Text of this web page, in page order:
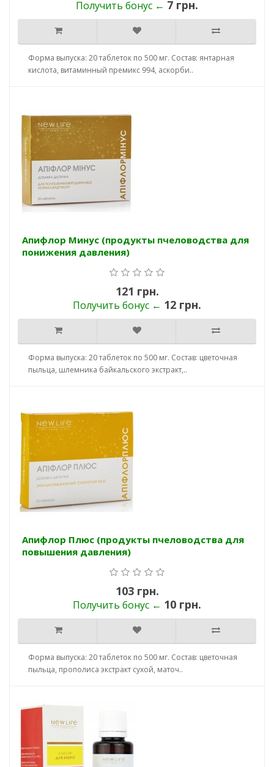
Получить бонус ← 7 грн.
Форма выпуска: 20 таблеток по 500 мг. Состав: янтарная
кислота, витаминный премикс 994, аскорби..
Апифлор Минус (продукты пчеловодства для
понижения давления)
121 грн.
Получить бонус ← 12 грн.
Форма выпуска: 20 таблеток по 500 мг. Состав: цветочная
пыльца, шлемника байкальского экстракт,..
Апифлор Плюс (продукты пчеловодства для
повышения давления)
103 грн.
Получить бонус ← 10 грн.
Форма выпуска: 20 таблеток по 500 мг. Состав: цветочная
пыльца, прополиса экстракт сухой, маточ..